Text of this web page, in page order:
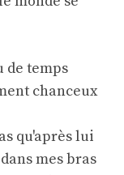
de temps
chanceux
qu'après lui
mes bras